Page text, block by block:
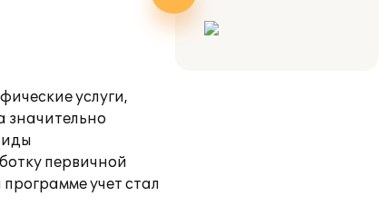
услуги,
значительно
первичной
учет стал